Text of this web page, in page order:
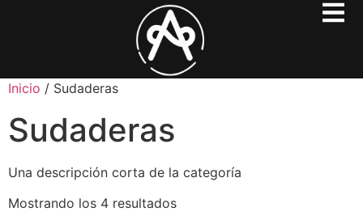
Inicio / Sudaderas
Sudaderas
Una descripción corta de la categoría
Mostrando los 4 resultados